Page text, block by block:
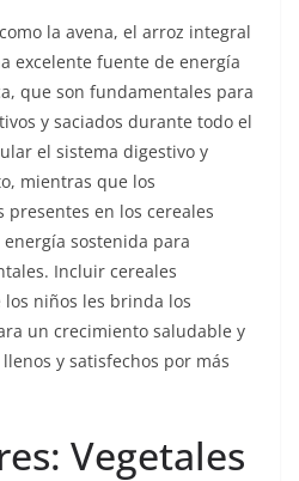
la avena, el arroz integral
excelente fuente de energía
que son fundamentales para
y saciados durante todo el
el sistema digestivo y
mientras que los
en los cereales
sostenida para
Incluir cereales
niños les brinda los
un crecimiento saludable y
y satisfechos por más
Vegetales